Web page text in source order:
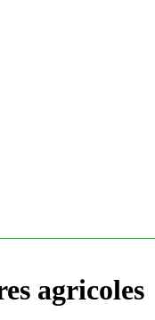
agricoles